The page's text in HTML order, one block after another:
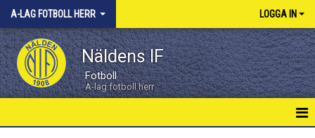
A-LAG FOTBOLL HERR LOGGA IN
Näldens IF
Fotboll
A-lag fotboll herr